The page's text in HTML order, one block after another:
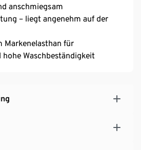
anschmiegsam
– liegt angenehm auf der
Markenelasthan für
Waschbeständigkeit